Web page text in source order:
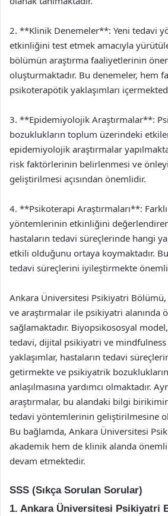
2. **Klinik Denemeler**: Yeni tedavi
etkinliğini test etmek amacıyla
bölümün araştırma faaliyetlerinin
oluşturmaktadır. Bu denemeler, hem
psikoterapötik yaklaşımları
3. **Epidemiyolojik Araştırmalar**:
bozuklukların toplum üzerindeki
epidemiyolojik araştırmalar
risk faktörlerinin belirlenmesi ve
geliştirilmesi açısından önemlidir.
4. **Psikoterapi Araştırmaları**:
yöntemlerinin etkinliğini
hastaların tedavi süreçlerinde hangi
etkili olduğunu ortaya koymaktadır.
tedavi süreçlerini iyileştirmekte
Ankara Üniversitesi Psikiyatri
ve araştırmalar ile psikiyatri alanında
sağlamaktadır. Biyopsikososyal
tedavi, dijital psikiyatri ve
yaklaşımlar, hastaların tedavi
getirmekte ve psikiyatrik
anlaşılmasına yardımcı olmaktadır.
araştırmalar, bu alandaki bilgi
tedavi yöntemlerinin geliştirilmesine
Bu bağlamda, Ankara Üniversitesi
akademik hem de klinik alanda
devam etmektedir.
SSS (Sıkça Sorulan Sorular)
1. Ankara Üniversitesi Psikiyatri